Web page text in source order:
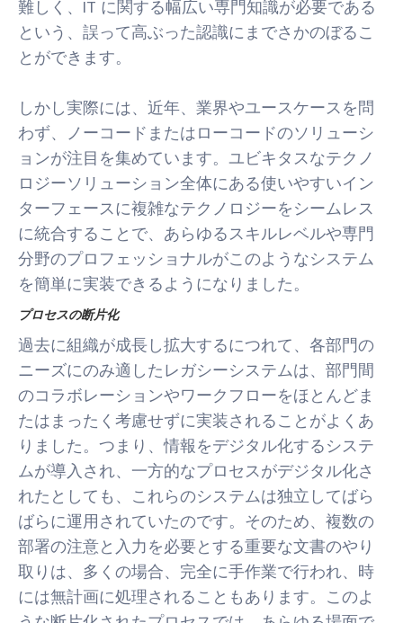
難しく、IT に関する幅広い専門知識が必要である
という、誤って高ぶった認識にまでさかのぼるこ
とができます。
しかし実際には、近年、業界やユースケースを問
わず、ノーコードまたはローコードのソリューシ
ョンが注目を集めています。ユビキタスなテクノ
ロジーソリューション全体にある使いやすいイン
ターフェースに複雑なテクノロジーをシームレス
に統合することで、あらゆるスキルレベルや専門
分野のプロフェッショナルがこのようなシステム
を簡単に実装できるようになりました。
プロセスの断片化
過去に組織が成長し拡大するにつれて、各部門の
ニーズにのみ適したレガシーシステムは、部門間
のコラボレーションやワークフローをほとんどま
たはまったく考慮せずに実装されることがよくあ
りました。つまり、情報をデジタル化するシステ
ムが導入され、一方的なプロセスがデジタル化さ
れたとしても、これらのシステムは独立してばら
ばらに運用されていたのです。そのため、複数の
部署の注意と入力を必要とする重要な文書のやり
取りは、多くの場合、完全に手作業で行われ、時
には無計画に処理されることもあります。このよ